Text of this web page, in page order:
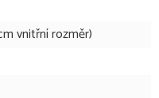
s taškou na
vnitřní rozměr)